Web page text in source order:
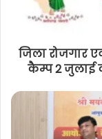
जिला रोजगार
कैम्प 2 जुलाई